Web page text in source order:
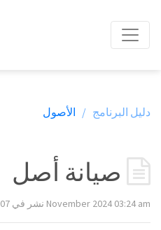
دليل البرنامج / الأصول
نشر في 07 November 2024 03:24 am